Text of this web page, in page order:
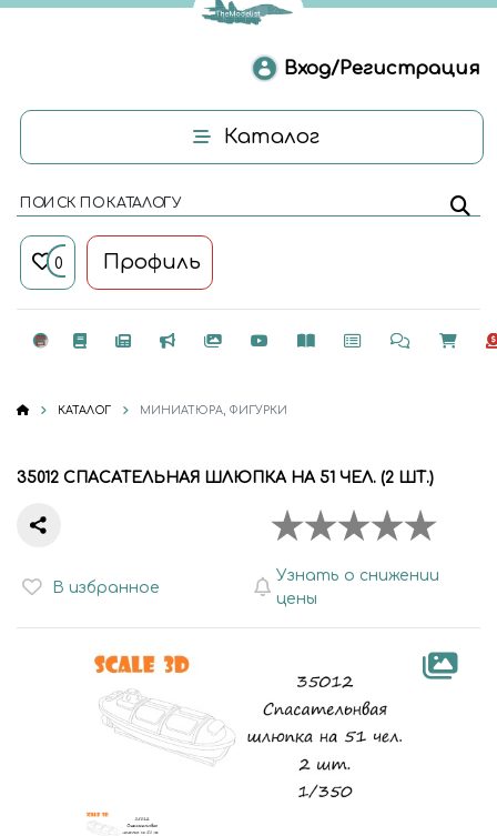
Вход/Регистрация
Каталог
ПОИСК ПО КАТАЛОГУ
0 Профиль
КАТАЛОГ МИНИАТЮРА, ФИГУРКИ
35012 СПАСАТЕЛЬНАЯ ШЛЮПКА НА 51 ЧЕЛ. (2 ШТ.)
В избранное
Узнать о снижении
цены